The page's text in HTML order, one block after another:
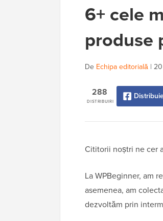
6+ cele
produse
De Echipa editorială |
DISTRIBUIRI
288
Cititorii noștri ne cer
La WPBeginner, am
asemenea, am
dezvoltăm prin